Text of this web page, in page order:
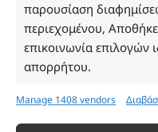
παρουσίαση
περιεχομένου,
επικοινωνία επιλογών
απορρήτου.
Manage 1408 vendors
Δευτέρα: 08:30–16:30
Τρίτη: 08:30–16:30
Τετάρτη: 08:30–16:30
Πέμπτη: 08:30–16:30
Παρασκευή: 08:30–16:30